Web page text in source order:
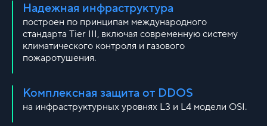
Надежная инфраструктура
построен по принципам международного
стандарта Tier III, включая современную систему
климатического контроля и газового
пожаротушения.
Комплексная защита от DDOS
на инфраструктурных уровнях L3 и L4 модели OSI.